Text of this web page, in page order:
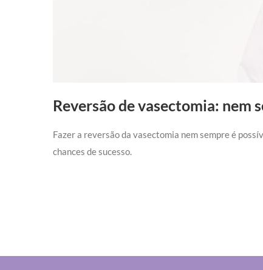
Reversão de vasectomia: nem
Fazer a reversão da vasectomia nem sempre é
chances de sucesso.